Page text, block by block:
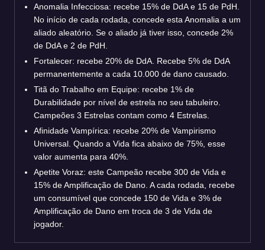
Anomalia Infecciosa: recebe 15% de DdA e 15 de PdH.
No início de cada rodada, concede esta Anomalia a um
aliado aleatório. Se o aliado já tiver isso, concede 2%
de DdA e 2 de PdH.
Fortalecer: recebe 20% de DdA. Recebe 5% de DdA
permanentemente a cada 10.000 de dano causado.
Titã do Trabalho em Equipe: recebe 1% de
Durabilidade por nível de estrela no seu tabuleiro.
Campeões 3 Estrelas contam como 4 Estrelas.
Afinidade Vampírica: recebe 20% de Vampirismo
Universal. Quando a Vida fica abaixo de 75%, esse
valor aumenta para 40%.
Apetite Voraz: este Campeão recebe 300 de Vida e
15% de Amplificação de Dano. A cada rodada, recebe
um consumível que concede 150 de Vida e 3% de
Amplificação de Dano em troca de 3 de Vida de
jogador.